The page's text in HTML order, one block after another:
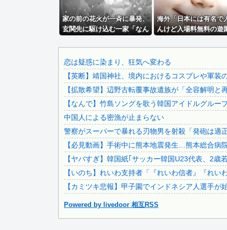
【トリダモノ氏オリジナルキャラクター】PLAMATEA「...
中国のビーチ。ゴミだらけ
原爆ドーム前に居座る”市民団体”を警官隊が排除、その瞬
【悲報】17歳で無期懲役になった奴、怖いｗｗｗｗｗｗｗ
【熊本地震】れいわ信者「被災者が高市早苗に惨状を訴えよ
【悲報】佐藤二朗さん、Ｘを更新「妻から『ハグでもして
世界の「変わった自動販売機」を貼っていく【珍百景】
PTA会長「PTA参加拒否した親へ最終警告。こうなっても...
激混みのはずの東京駅で鍵が空いているコインロッカーが散
日本をダメにした総理大臣、ワースト１位が同点でこの人
【速報】 みいちゃん、覚醒し戦闘民族化。お子様二人をフ
【悲報】坂口杏里、逃走ｗｗｗｗｗｗｗｗｗｗｗ
会社「君、転勤ね」→ 男性社員「それなら妻のほうが稼ぎ
家の前の花火が一斉に暴発、
玄関先に駆け込む一家「なん
【海外の反応】
海外「日本には有名で
んけど入場料無料の遊
恋は疑惑に染まり、狂気へ変わる
【英断】靖国神社、境内におけるコスプレや軍装
【拡散希望】辺野古転覆事故遺族が「全容解明
【なんで】竹島ソングを歌う韓国アイドルグルー
中国人による密漁が止まらない
警察がスーパーで暴れる刃物男を射殺「発砲は適正
【必見動画】手術中に熊本地震発生…熊本総合病
【ヤバすぎ】韓国紙｢サッカー韓国U23代表、2歳
【いのち】れいわ支持者「『れいわ信者』『れい
【カミツキ悲報】甲子園でインドネシア人選手
Powered by livedoor 相互RSS